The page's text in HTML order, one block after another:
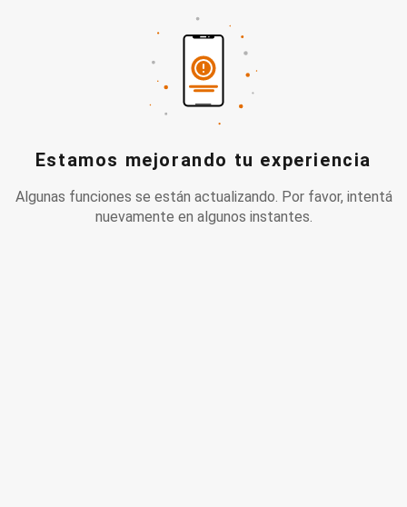
Estamos mejorando tu experiencia
Algunas funciones se están actualizando. Por favor, intentá
nuevamente en algunos instantes.